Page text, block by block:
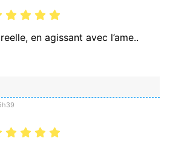
en agissant avec l’ame..